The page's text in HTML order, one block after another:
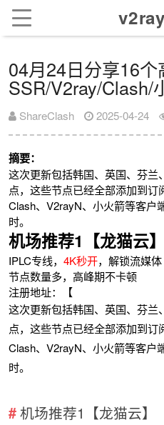
04月24日分享16个
SSR/V2ray/Clash/
ShareClash 2025-04-24
摘要：
这次更新包括韩国、英国、芬兰
点，这些节点已经全部添加到订
Clash、V2rayN、小火箭等客户
时。
机场推荐1【龙猫云】
IPLC专线，4K秒开，解锁流媒体
节点数量多，高峰期不卡顿
注册地址：【
这次更新包括韩国、英国、芬兰
点，这些节点已经全部添加到订
Clash、V2rayN、小火箭等客户
时。
机场推荐1【龙猫云】